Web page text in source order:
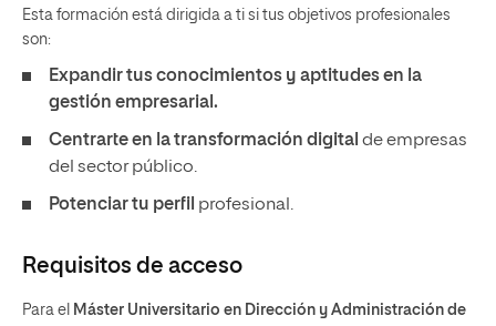
Esta formación está dirigida a ti si tus objetivos profesionales
son:
Expandir tus conocimientos y aptitudes en la
gestión empresarial.
Centrarte en la transformación digital de empresas
del sector público.
Potenciar tu perfil profesional.
Requisitos de acceso
Para el Máster Universitario en Dirección y Administración de